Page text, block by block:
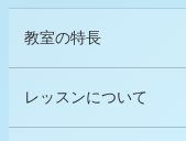
教室の特長
レッスンについて